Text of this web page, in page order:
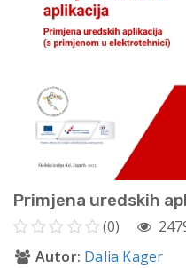
Primjena uredskih
(0)
Autor: Dalia Kager